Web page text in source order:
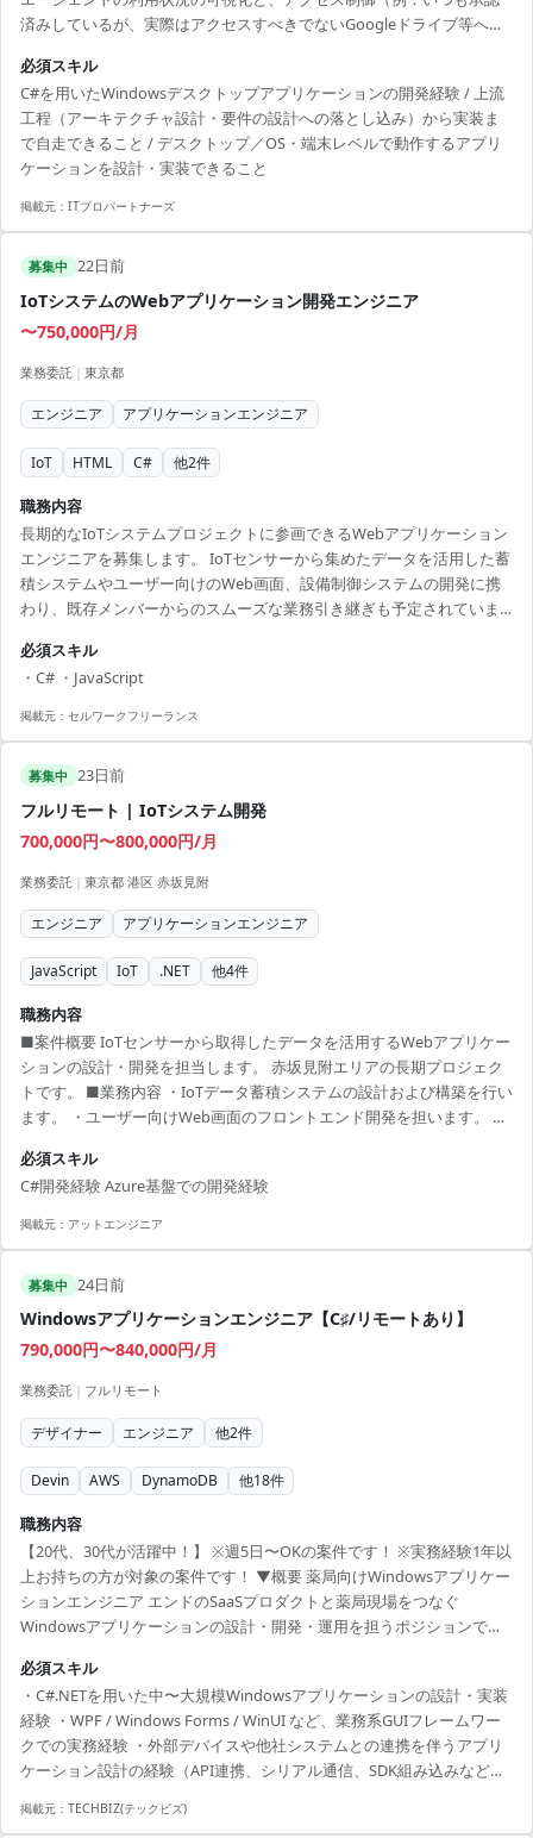
済みしているが、実際はアクセスすべきでないGoogleドライブ等への
ます。 【体制(人数/構成)】 開発組織5名（インフラ2名／フルスタック
3名）。
必須スキル
C#を用いたWindowsデスクトップアプリケーションの開発経験 / 上流
工程（アーキテクチャ設計・要件の設計への落とし込み）から実装ま
で自走できること / デスクトップ／OS・端末レベルで動作するアプリ
ケーションを設計・実装できること
掲載元： ITプロパートナーズ
募集中 22日前
IoTシステムのWebアプリケーション開発エンジニア
〜750,000円/月
業務委託 | 東京都
エンジニア アプリケーションエンジニア
IoT HTML C# 他2件
職務内容
長期的なIoTシステムプロジェクトに参画できるWebアプリケーション
エンジニアを募集します。 IoTセンサーから集めたデータを活用した蓄
積システムやユーザー向けのWeb画面、設備制御システムの開発に携
わり、既存メンバーからのスムーズな業務引き継ぎも予定されていま
たクラウドアプリケーションの開発を経験できます。 行動しやすいチ
ーム環境で、30代中心のメンバーと共に、最新のIoT技術に関わる貴重
なチャンスを手に入れてください。 制約の少ない環境で柔軟な働き方
必須スキル
・C# ・JavaScript
掲載元： セルワークフリーランス
募集中 23日前
フルリモート | IoTシステム開発
700,000円〜800,000円/月
業務委託 | 東京都 港区 赤坂見附
エンジニア アプリケーションエンジニア
JavaScript IoT .NET 他4件
職務内容
■案件概要 IoTセンサーから取得したデータを活用するWebアプリケー
ションの設計・開発を担当します。 赤坂見附エリアの長期プロジェク
トです。 ■業務内容 ・IoTデータ蓄積システムの設計および構築を行い
ます。 ・ユーザー向けWeb画面のフロントエンド開発を担います。 ・
引継ぎを行い開発を継続します。 ■開発環境 Azure, C#, HTML,
JavaScript, SaaS, PaaS, Azure Functions
必須スキル
C#開発経験 Azure基盤での開発経験
掲載元： アットエンジニア
募集中 24日前
Windowsアプリケーションエンジニア【C♯/リモートあり】
790,000円〜840,000円/月
業務委託 | フルリモート
デザイナー エンジニア 他2件
Devin AWS DynamoDB 他18件
職務内容
【20代、30代が活躍中！】 ※週5日〜OKの案件です！ ※実務経験1年以
上お持ちの方が対象の案件です！ ▼概要 薬局向けWindowsアプリケー
ションエンジニア エンドのSaaSプロダクトと薬局現場をつなぐ
Windowsアプリケーションの設計・開発・運用を担うポジションで
と共に、クライアントサイドの専門家として開発を担って頂きます。
薬局内の各種デバイス機器（レセプトコンピュータ、調剤機器、自動
分包機、電子薬歴端末等）や他社システムと、クラウド上のSaaSプロ
ダクトをシームレスに連携させ、調剤から服薬指導、会計までの業務
フローを一気通貫で制御するクライアント...
必須スキル
・C#.NETを用いた中〜大規模Windowsアプリケーションの設計・実装
経験 ・WPF / Windows Forms / WinUI など、業務系GUIフレームワー
クでの実務経験 ・外部デバイスや他社システムとの連携を伴うアプリ
ケーション設計の経験（API連携、シリアル通信、SDK組み込みなど形
方針策定を主導した経験 ・DB（RDB / NoSQL）のスキーマ設計、クエ
掲載元： TECHBIZ(テックビズ)